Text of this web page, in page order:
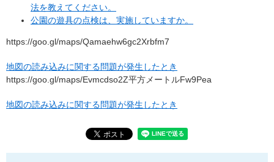
法を教えてください。
公園の遊具の点検は、実施していますか。
https://goo.gl/maps/Qamaehw6gc2Xrbfm7
地図の読み込みに関する問題が発生したとき
https://goo.gl/maps/Evmcdso2Z平方メートルFw9Pea
地図の読み込みに関する問題が発生したとき